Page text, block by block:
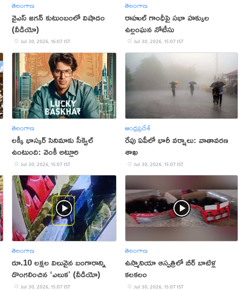
తెలంగాణ
వైఎస్ జగన్ కుటుంబంలో విషాదం
(వీడియో)
Jul 30, 2026, 16:07 IST
తెలంగాణ
రాహుల్ గాంధీపై సభా హక్కుల
ఉల్లంఘన నోటీసు
Jul 30, 2026, 15:07 IST
తెలంగాణ
లక్కీ భాస్కర్ సినిమాకు సీక్వెల్
ఉంటుంది: వెంకీ అట్లూరి
Jul 30, 2026, 15:07 IST
ఆంధ్రప్రదేశ్
రేపు ఏపీలో భారీ వర్షాలు: వాతావరణ
శాఖ
Jul 30, 2026, 15:07 IST
తెలంగాణ
రూ.10 లక్షల విలువైన బంగారాన్ని
దొంగలించిన ‘ఎలుక’ (వీడియో)
Jul 30, 2026, 15:07 IST
తెలంగాణ
ఉస్మానియా ఆస్పత్రిలో బీర్ బాటిళ్ల
కలకలం
Jul 30, 2026, 15:07 IST